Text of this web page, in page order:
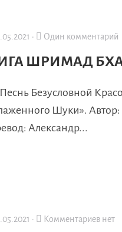
· Один комментарий
ШРИМАД
Безусловной
Шуки».
Александр...
· Комментариев нет